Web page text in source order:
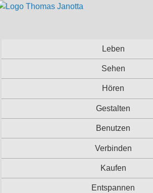
Springe zum Hauptinhalt
Leben
Sehen
Hören
Gestalten
Benutzen
Verbinden
Kaufen
Entspannen